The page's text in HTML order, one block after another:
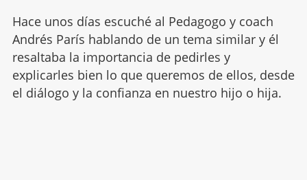
Hace unos días escuché al Pedagogo y coach
Andrés París hablando de un tema similar y él
resaltaba la importancia de pedirles y
explicarles bien lo que queremos de ellos, desde
el diálogo y la confianza en nuestro hijo o hija.